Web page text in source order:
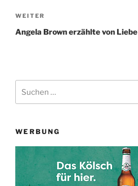
Nächster
Beitrag
WEITER
Angela Brown erzählte von Liebe
nach:
WERBUNG